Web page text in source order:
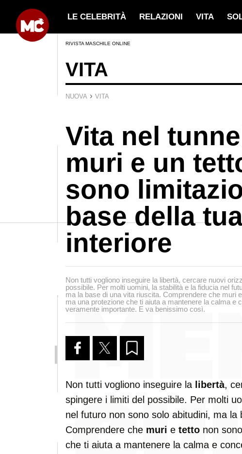
LE CELEBRITÀ RELAZIONI VITA
RIVISTA MASCHILE ONLINE
VITA
NUOVA › VITA
Vita nel
muri e un
sono
base della
interiore
Non tutti vogliono inseguire la libertà, cercare nuovi
possibile. Per molti uomini, la stabilità e la fiducia nel
ma la base di una vita riuscita. Comprendere che muri
ma una protezione che ti aiuta a mantenere la calma e
veramente importante. E va benissimo così.
Non tutti vogliono inseguire la libertà,
spingere i limiti del possibile. Per molti
nel futuro non sono solo abitudini, ma la
Comprendere che muri e tetto non
che ti aiuta a mantenere la calma e